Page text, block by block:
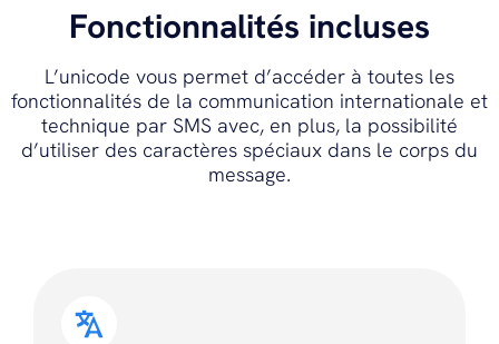
Fonctionnalités incluses
L’unicode vous permet d’accéder à toutes les
fonctionnalités de la communication internationale et
technique par SMS avec, en plus, la possibilité
d’utiliser des caractères spéciaux dans le corps du
message.